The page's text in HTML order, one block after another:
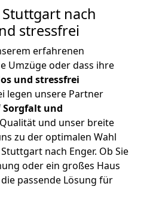
Stuttgart nach
stressfrei
erfahrenen
Umzüge oder dass ihre
und stressfrei
legen unsere Partner
Sorgfalt und
und unser breite
zu der optimalen Wahl
nach Enger. Ob Sie
oder ein großes Haus
passende Lösung für